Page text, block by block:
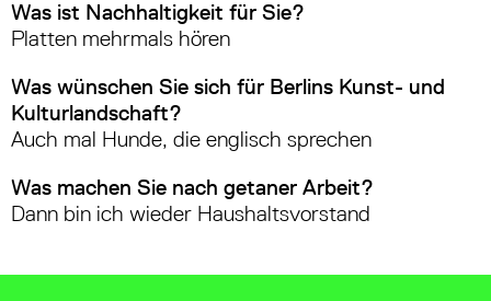
Was ist Nachhaltigkeit für Sie?
Platten mehrmals hören
Was wünschen Sie sich für Berlins Kunst- und
Kulturlandschaft?
Auch mal Hunde, die englisch sprechen
Was machen Sie nach getaner Arbeit?
Dann bin ich wieder Haushaltsvorstand